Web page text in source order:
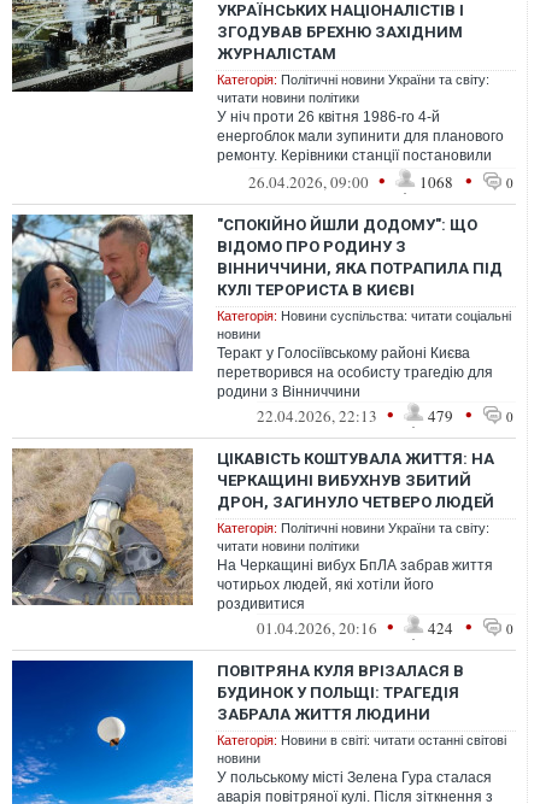
УКРАЇНСЬКИХ НАЦІОНАЛІСТІВ І
ЗГОДУВАВ БРЕХНЮ ЗАХІДНИМ
ЖУРНАЛІСТАМ
Категорія: Політичні новини України та світу:
читати новини політики
У ніч проти 26 квітня 1986-го 4-й
енергоблок мали зупинити для планового
ремонту. Керівники станції постановили
скористатися цим для проведення низки ...
26.04.2026, 09:00 • 1068 • 0
"СПОКІЙНО ЙШЛИ ДОДОМУ": ЩО
ВІДОМО ПРО РОДИНУ З
ВІННИЧЧИНИ, ЯКА ПОТРАПИЛА ПІД
КУЛІ ТЕРОРИСТА В КИЄВІ
Категорія: Новини суспільства: читати соціальні
новини
Теракт у Голосіївському районі Києва
перетворився на особисту трагедію для
родини з Вінниччини
22.04.2026, 22:13 • 479 • 0
ЦІКАВІСТЬ КОШТУВАЛА ЖИТТЯ: НА
ЧЕРКАЩИНІ ВИБУХНУВ ЗБИТИЙ
ДРОН, ЗАГИНУЛО ЧЕТВЕРО ЛЮДЕЙ
Категорія: Політичні новини України та світу:
читати новини політики
На Черкащині вибух БпЛА забрав життя
чотирьох людей, які хотіли його
роздивитися
01.04.2026, 20:16 • 424 • 0
ПОВІТРЯНА КУЛЯ ВРІЗАЛАСЯ В
БУДИНОК У ПОЛЬЩІ: ТРАГЕДІЯ
ЗАБРАЛА ЖИТТЯ ЛЮДИНИ
Категорія: Новини в світі: читати останні світові
новини
У польському місті Зелена Гура сталася
аварія повітряної кулі. Після зіткнення з